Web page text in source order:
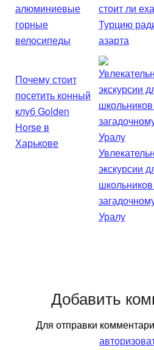
алюминиевые
горные
велосипеды
стоит ли
Турцию
азарта
Почему стоит
посетить конный
клуб Golden
Horse в
Харькове
экскурсии
Уралу
Добавить
Для отправки